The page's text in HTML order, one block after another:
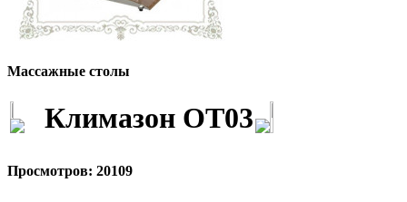
Массажные столы
Климазон ОТ03
Просмотров: 20109